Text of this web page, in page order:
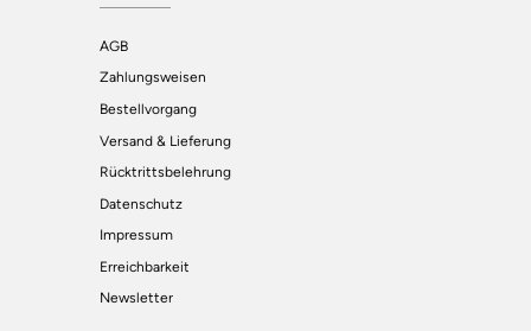
AGB
Zahlungsweisen
Bestellvorgang
Versand & Lieferung
Rücktrittsbelehrung
Datenschutz
Impressum
Erreichbarkeit
Newsletter